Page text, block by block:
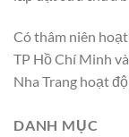
Có thâm niên
TP Hồ Chí Minh
Nha Trang hoạt
DANH MỤC